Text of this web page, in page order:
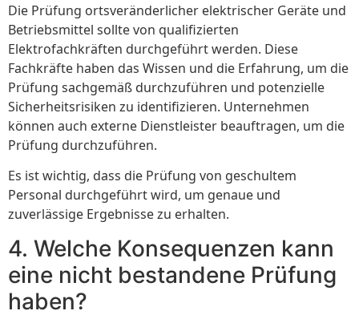
Die Prüfung ortsveränderlicher elektrischer Geräte und
Betriebsmittel sollte von qualifizierten
Elektrofachkräften durchgeführt werden. Diese
Fachkräfte haben das Wissen und die Erfahrung, um die
Prüfung sachgemäß durchzuführen und potenzielle
Sicherheitsrisiken zu identifizieren. Unternehmen
können auch externe Dienstleister beauftragen, um die
Prüfung durchzuführen.
Es ist wichtig, dass die Prüfung von geschultem
Personal durchgeführt wird, um genaue und
zuverlässige Ergebnisse zu erhalten.
4. Welche Konsequenzen kann
eine nicht bestandene Prüfung
haben?